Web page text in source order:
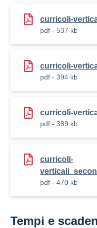
curricoli-
pdf - 537 kb
curricoli-
pdf - 394 kb
curricoli-
pdf - 389 kb
curricoli-
pdf - 470 kb
Tempi e